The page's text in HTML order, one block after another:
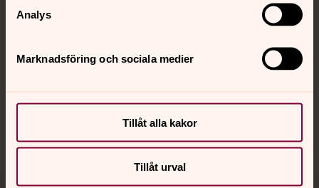
Analys
Marknadsföring och sociala medier
Tillåt alla kakor
Tillåt urval
Sociala kanaler